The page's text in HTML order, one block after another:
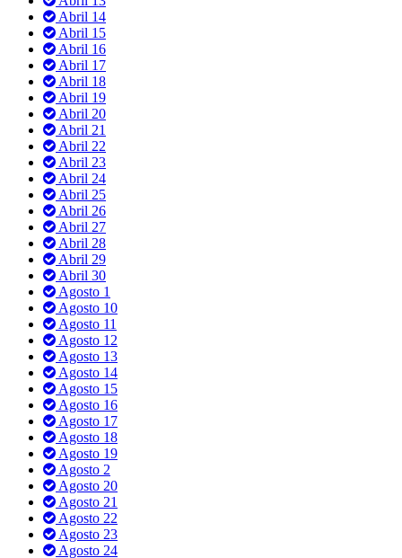
Abril 14
Abril 15
Abril 16
Abril 17
Abril 18
Abril 19
Abril 20
Abril 21
Abril 22
Abril 23
Abril 24
Abril 25
Abril 26
Abril 27
Abril 28
Abril 29
Abril 30
Agosto 1
Agosto 10
Agosto 11
Agosto 12
Agosto 13
Agosto 14
Agosto 15
Agosto 16
Agosto 17
Agosto 18
Agosto 19
Agosto 2
Agosto 20
Agosto 21
Agosto 22
Agosto 23
Agosto 24